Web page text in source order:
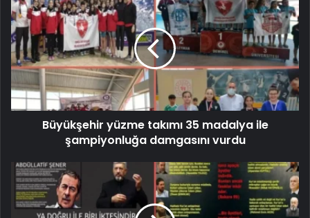
Büyükşehir yüzme takımı 35 madalya ile
şampiyonluğa damgasını vurdu